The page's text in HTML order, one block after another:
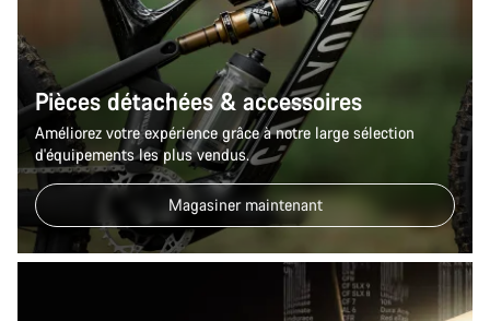
Pièces détachées & accessoires
Améliorez votre expérience grâce à notre large sélection
d'équipements les plus vendus.
Magasiner maintenant